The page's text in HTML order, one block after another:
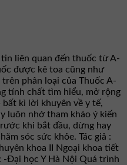
liên quan đến thuốc từ A-
được kê toa cũng như
phân loại của Thuốc A-
tính chất tìm hiểu, mở rộng
bất kì lời khuyên về y tế,
luôn nhớ tham khảo ý kiến
khi bắt đầu, dừng hay
sóc sức khỏe. Tác giả :
khoa II Ngoại khoa tiết
-Đại học Y Hà Nội Quá trình